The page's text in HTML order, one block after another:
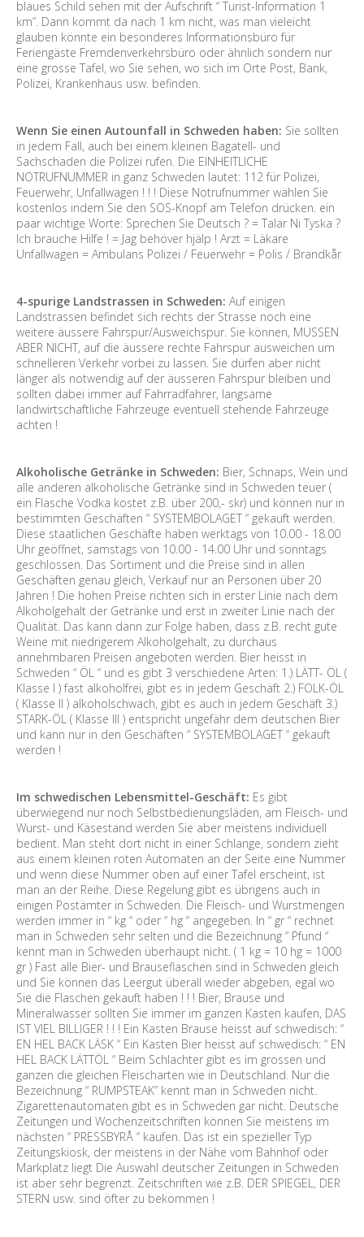
blaues Schild sehen mit der Aufschrift “ Turist-Information 1
km”. Dann kommt da nach 1 km nicht, was man vieleicht
glauben könnte ein besonderes Informationsbüro für
Feriengäste Fremdenverkehrsbüro oder ähnlich sondern nur
eine grosse Tafel, wo Sie sehen, wo sich im Orte Post, Bank,
Polizei, Krankenhaus usw. befinden.
Wenn Sie einen Autounfall in Schweden haben: Sie sollten
in jedem Fall, auch bei einem kleinen Bagatell- und
Sachschaden die Polizei rufen. Die EINHEITLICHE
NOTRUFNUMMER in ganz Schweden lautet: 112 für Polizei,
Feuerwehr, Unfallwagen ! ! ! Diese Notrufnummer wählen Sie
kostenlos indem Sie den SOS-Knopf am Telefon drücken. ein
paar wichtige Worte: Sprechen Sie Deutsch ? = Talar Ni Tyska ?
Ich brauche Hilfe ! = Jag behöver hjälp ! Arzt = Läkare
Unfallwagen = Ambulans Polizei / Feuerwehr = Polis / Brandkår
4-spurige Landstrassen in Schweden: Auf einigen
Landstrassen befindet sich rechts der Strasse noch eine
weitere äussere Fahrspur/Ausweichspur. Sie können, MÜSSEN
ABER NICHT, auf die äussere rechte Fahrspur ausweichen um
schnelleren Verkehr vorbei zu lassen. Sie dürfen aber nicht
länger als notwendig auf der äusseren Fahrspur bleiben und
sollten dabei immer auf Fahrradfahrer, langsame
landwirtschaftliche Fahrzeuge eventuell stehende Fahrzeuge
achten !
Alkoholische Getränke in Schweden: Bier, Schnaps, Wein und
alle anderen alkoholische Getränke sind in Schweden teuer (
ein Flasche Vodka kostet z.B. über 200,- skr) und können nur in
bestimmten Geschäften “ SYSTEMBOLAGET “ gekauft werden.
Diese staatlichen Geschäfte haben werktags von 10.00 - 18.00
Uhr geöffnet, samstags von 10.00 - 14.00 Uhr und sonntags
geschlossen. Das Sortiment und die Preise sind in allen
Geschäften genau gleich, Verkauf nur an Personen über 20
Jahren ! Die hohen Preise richten sich in erster Linie nach dem
Alkoholgehalt der Getränke und erst in zweiter Linie nach der
Qualität. Das kann dann zur Folge haben, dass z.B. recht gute
Weine mit niedrigerem Alkoholgehalt, zu durchaus
annehmbaren Preisen angeboten werden. Bier heisst in
Schweden “ ÖL “ und es gibt 3 verschiedene Arten: 1.) LÄTT- ÖL (
Klasse I ) fast alkoholfrei, gibt es in jedem Geschäft 2.) FOLK-ÖL
( Klasse II ) alkoholschwach, gibt es auch in jedem Geschäft 3.)
STARK-ÖL ( Klasse III ) entspricht ungefähr dem deutschen Bier
und kann nur in den Geschäften “ SYSTEMBOLAGET “ gekauft
werden !
Im schwedischen Lebensmittel-Geschäft: Es gibt
überwiegend nur noch Selbstbedienungsläden, am Fleisch- und
Wurst- und Käsestand werden Sie aber meistens individuell
bedient. Man steht dort nicht in einer Schlange, sondern zieht
aus einem kleinen roten Automaten an der Seite eine Nummer
und wenn diese Nummer oben auf einer Tafel erscheint, ist
man an der Reihe. Diese Regelung gibt es übrigens auch in
einigen Postämter in Schweden. Die Fleisch- und Wurstmengen
werden immer in “ kg “ oder “ hg “ angegeben. In “ gr “ rechnet
man in Schweden sehr selten und die Bezeichnung “ Pfund “
kennt man in Schweden überhaupt nicht. ( 1 kg = 10 hg = 1000
gr ) Fast alle Bier- und Brauseflaschen sind in Schweden gleich
und Sie können das Leergut überall wieder abgeben, egal wo
Sie die Flaschen gekauft haben ! ! ! Bier, Brause und
Mineralwasser sollten Sie immer im ganzen Kasten kaufen, DAS
IST VIEL BILLIGER ! ! ! Ein Kasten Brause heisst auf schwedisch: “
EN HEL BACK LÄSK “ Ein Kasten Bier heisst auf schwedisch: “ EN
HEL BACK LÄTTÖL “ Beim Schlachter gibt es im grossen und
ganzen die gleichen Fleischarten wie in Deutschland. Nur die
Bezeichnung “ RUMPSTEAK” kennt man in Schweden nicht.
Zigarettenautomaten gibt es in Schweden gar nicht. Deutsche
Zeitungen und Wochenzeitschriften können Sie meistens im
nächsten “ PRESSBYRÅ “ kaufen. Das ist ein spezieller Typ
Zeitungskiosk, der meistens in der Nähe vom Bahnhof oder
Markplatz liegt Die Auswahl deutscher Zeitungen in Schweden
ist aber sehr begrenzt. Zeitschriften wie z.B. DER SPIEGEL, DER
STERN usw. sind öfter zu bekommen !